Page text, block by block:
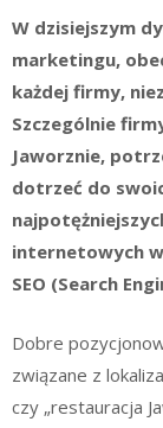
W dzisiejszym
marketingu,
każdej firmy,
Szczególnie
Jaworznie,
dotrzeć do
internetowych
SEO (Search
Dobre
związane z
czy „restauracja